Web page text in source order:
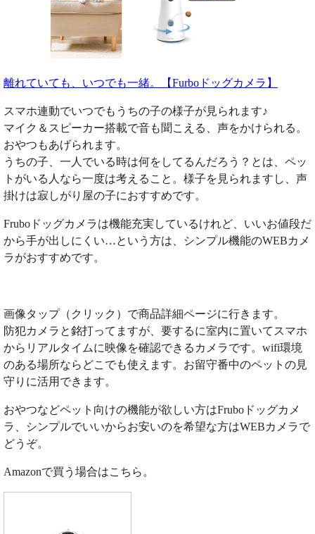
離れていても、いつでも一緒。【Furboドッグカメラ】
スマホ連動でいつでもうちの子の様子が見られます♪
マイク＆スピーカー搭載で音も聞こえる、声をかけられる。
おやつもあげられます。
うちの子、一人でいる時は何をしてるんだろう？とは、ペッ
トがいる人なら一度は考えること。様子を見られますし、声
掛けは寂しがり屋の子におすすめです。
Fruboドッグカメラは機能充実しているけれど、いいお値段だ
から手が出しにくい…という方は、シンプル機能のWEBカメ
ラがおすすめです。
画像タップ（クリック）で商品詳細ページに行きます。
防犯カメラと銘打ってますが、要するに室内に置いてスマホ
からリアルタイムに映像を確認できるカメラです。wifi環境
のある場所ならどこでも使えます。お留守番中のペットの見
守りに活用できます。
おやつなどペット向けの機能が欲しい方はFruboドッグカメ
ラ、シンプルでいいからお安いのを希望な方はWEBカメラで
どうぞ。
Amazonで買う場合はこちら。